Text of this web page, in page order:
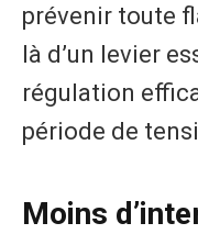
prévenir toute
là d’un levier
régulation
période de
Moins